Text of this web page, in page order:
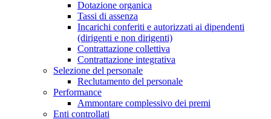
Dotazione organica
Tassi di assenza
Incarichi conferiti e autorizzati ai dipendenti
(dirigenti e non dirigenti)
Contrattazione collettiva
Contrattazione integrativa
Selezione del personale
Reclutamento del personale
Performance
Ammontare complessivo dei premi
Enti controllati